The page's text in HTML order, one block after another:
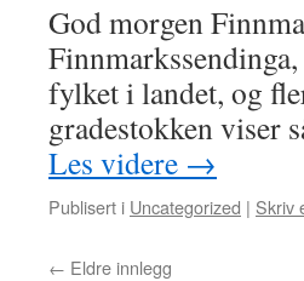
God morgen
fylket i landet, og
gradestokken viser
Les videre →
Publisert i Uncategorized | Skriv
← Eldre innlegg